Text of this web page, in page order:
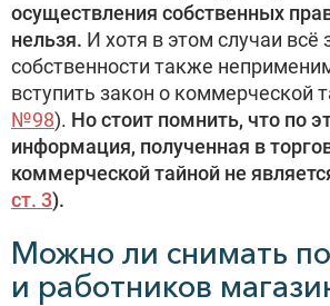
осуществления собственных
нельзя. И хотя в этом случаи всё
собственности также
вступить закон о коммерческой
№98). Но стоит помнить, что по
информация, полученная в
коммерческой тайной не
ст. 3).
Можно ли снимать
и работников